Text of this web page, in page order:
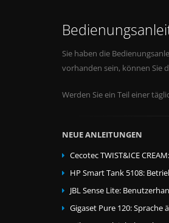
Sie haben die
vorhanden sein, können Sie
Werden Sie ein Teil einer
NEUE ANLEITUNGEN
Cecotec TWIST&ICE
HP Smart Tank 5108:
JBL Sense Lite:
Gigaset Pure 120: Sprache